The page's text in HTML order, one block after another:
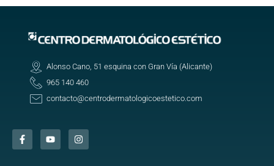
Alonso Cano, 51 esquina con Gran Vía (Alicante)
965 140 460
contacto@centrodermatologicoestetico.com